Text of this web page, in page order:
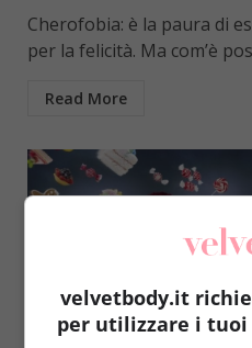
Cherofobia: è la paura di
per la felicità. Ma com’è
Read More
velvetbody.it
per utilizzare i